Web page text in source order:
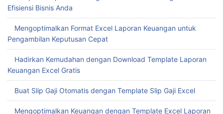
Kustom
Lebih Tepat
Efisiensi Bisnis Anda
Mengoptimalkan Format Excel Laporan Keuangan untuk